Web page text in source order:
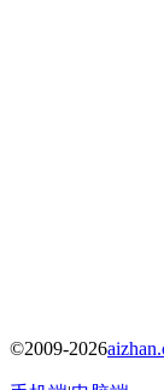
©2009-2026